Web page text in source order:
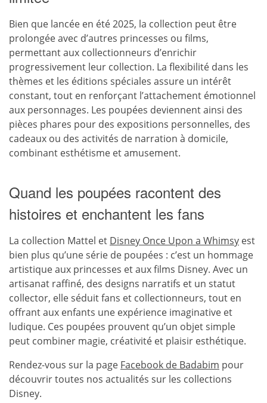
Bien que lancée en été 2025, la collection peut être
prolongée avec d’autres princesses ou films,
permettant aux collectionneurs d’enrichir
progressivement leur collection. La flexibilité dans les
thèmes et les éditions spéciales assure un intérêt
constant, tout en renforçant l’attachement émotionnel
aux personnages. Les poupées deviennent ainsi des
pièces phares pour des expositions personnelles, des
cadeaux ou des activités de narration à domicile,
combinant esthétisme et amusement.
Quand les poupées racontent des
histoires et enchantent les fans
La collection Mattel et Disney Once Upon a Whimsy est
bien plus qu’une série de poupées : c’est un hommage
artistique aux princesses et aux films Disney. Avec un
artisanat raffiné, des designs narratifs et un statut
collector, elle séduit fans et collectionneurs, tout en
offrant aux enfants une expérience imaginative et
ludique. Ces poupées prouvent qu’un objet simple
peut combiner magie, créativité et plaisir esthétique.
Rendez-vous sur la page Facebook de Badabim pour
découvrir toutes nos actualités sur les collections
Disney.